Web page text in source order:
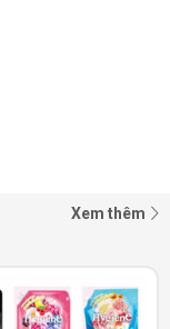
Xem thêm